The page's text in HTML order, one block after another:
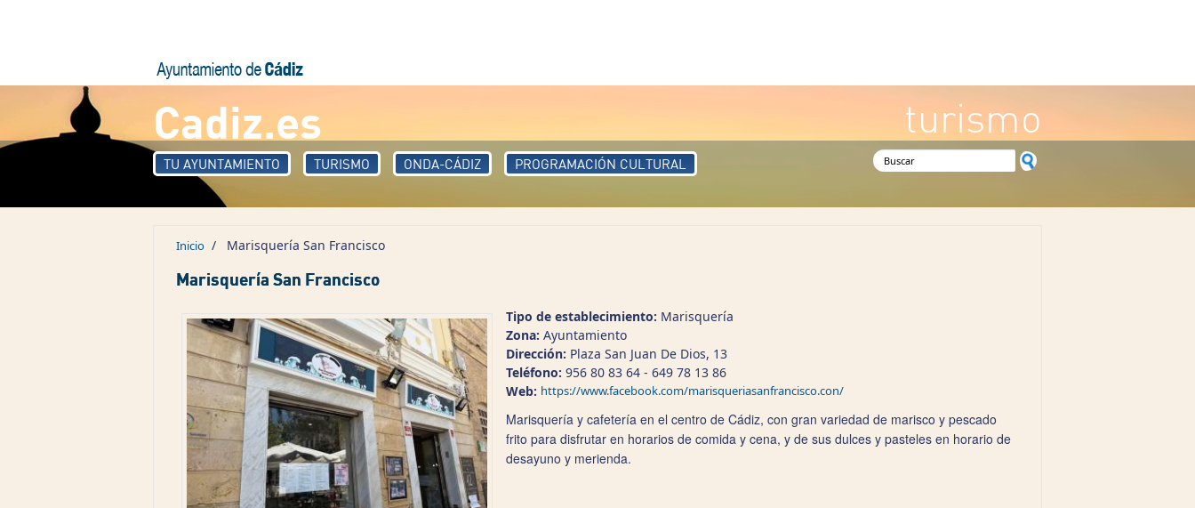
Cadiz.es turismo
TU AYUNTAMIENTO TURISMO ONDA-CÁDIZ PROGRAMACIÓN CULTURAL Formulario de búsqueda
Inicio / Marisquería San Francisco
Marisquería San Francisco
Tipo de establecimiento: Marisquería
Zona: Ayuntamiento
Dirección: Plaza San Juan De Dios, 13
Teléfono: 956 80 83 64 - 649 78 13 86
Web: https://www.facebook.com/marisqueriasanfrancisco.con/
Marisquería y cafetería en el centro de Cádiz, con gran variedad de marisco y pescado
frito para disfrutar en horarios de comida y cena, y de sus dulces y pasteles en horario de
desayuno y merienda.